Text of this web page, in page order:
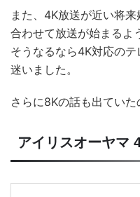
また、4K放送が近い将
合わせて放送が始まるよ
そうなるなら4K対応の
迷いました。
さらに8Kの話も出ていた
アイリスオーヤマ